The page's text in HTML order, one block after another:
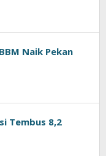
Naik Pekan
Tembus 8,2